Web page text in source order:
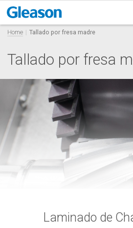
Home Tallado por fresa madre
Tallado por fresa
Laminado de